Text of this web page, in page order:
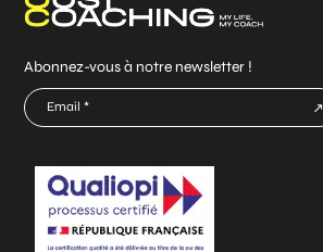
Abonnez-vous à notre newsletter !
E-
mail
*